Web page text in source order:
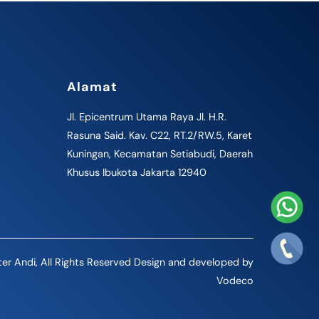
Alamat
Jl. Epicentrum Utama Raya Jl. H.R.
Rasuna Said. Kav. C22, RT.2/RW.5, Karet
Kuningan, Kecamatan Setiabudi, Daerah
Khusus Ibukota Jakarta 12940
Andi, All Rights Reserved Design and developed by
Vodeco